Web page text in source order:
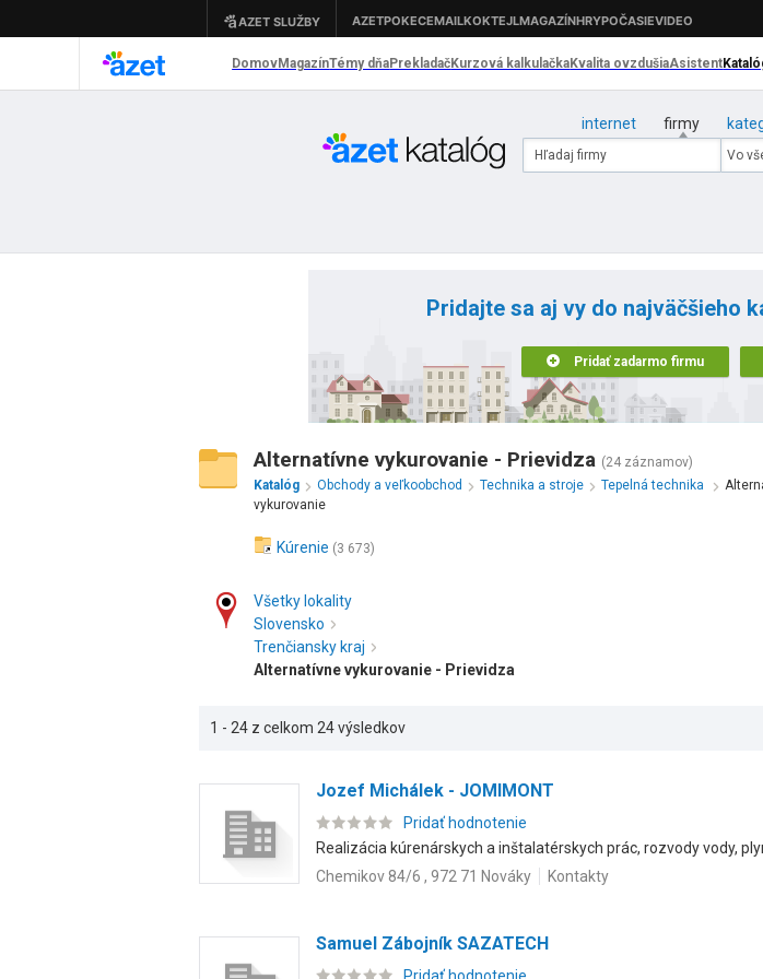
internet firmy
Pridajte sa aj vy do najväčšieho
Pridať zadarmo firmu
Alternatívne vykurovanie - Prievidza (24 záznamov)
Katalóg
Obchody a veľkoobchod Technika a stroje Tepelná technika
vykurovanie
Kúrenie (3 673)
Všetky lokality
Slovensko
Trenčiansky kraj
Alternatívne vykurovanie - Prievidza
1 - 24 z celkom 24 výsledkov
Jozef Michálek - JOMIMONT
Pridať hodnotenie
Realizácia kúrenárskych a inštalatérskych prác, rozvody vody,
Chemikov 84/6 , 972 71 Nováky
Kontakty
Samuel Zábojník SAZATECH